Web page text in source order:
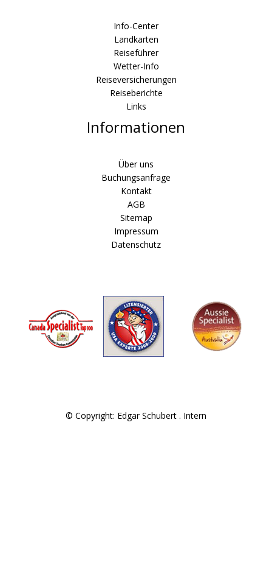
Info-Center
Landkarten
Reiseführer
Wetter-Info
Reiseversicherungen
Reiseberichte
Links
Informationen
Über uns
Buchungsanfrage
Kontakt
AGB
Sitemap
Impressum
Datenschutz
© Copyright: Edgar Schubert . Intern